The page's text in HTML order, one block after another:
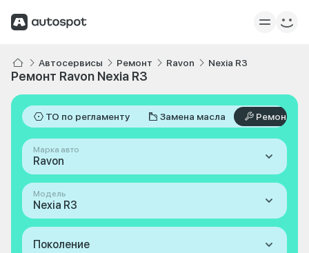
Автосервисы Ремонт Ravon Nexia R3
Ремонт Ravon Nexia R3
ТО по регламенту Замена масла Ремонт
Марка авто
Ravon
Модель
Nexia R3
Поколение